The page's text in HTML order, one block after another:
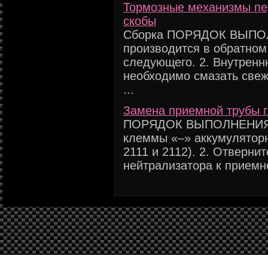
Тормозные механизмы
скобы
Сборка ПОРЯДОК
производится в
следующего. 2.
необходимо смазать
...
Замена приемной трубы
ПОРЯДОК ВЫПОЛНЕНИЯ
клеммы «–»
2111 и 2112). 2.
нейтрализатора к